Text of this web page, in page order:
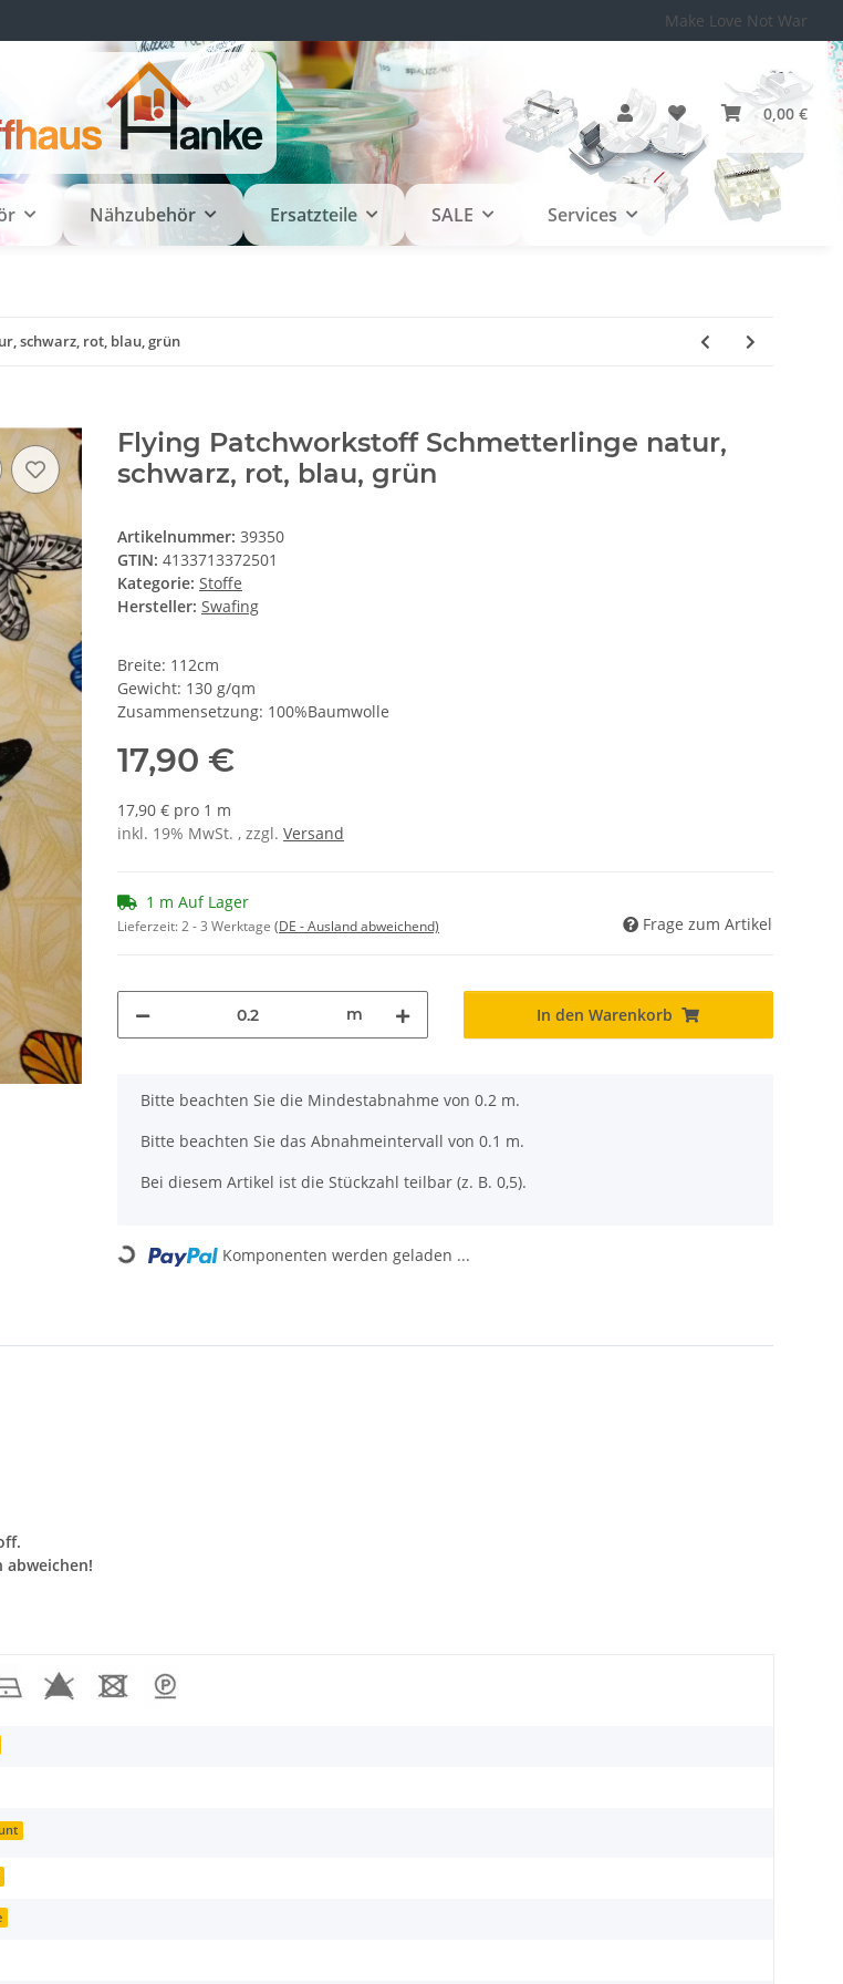
Make Love Not War
0,00 €
Nähzubehör Ersatzteile SALE Services
schwarz, rot, blau, grün
Flying Patchworkstoff Schmetterlinge natur,
schwarz, rot, blau, grün
Artikelnummer: 39350
GTIN: 4133713372501
Kategorie: Stoffe
Hersteller: Swafing
Breite: 112cm
Gewicht: 130 g/qm
Zusammensetzung: 100%Baumwolle
17,90 €
17,90 € pro 1 m
inkl. 19% MwSt. , zzgl. Versand
1 m Auf Lager
Lieferzeit:2 - 3 Werktage (DE - Ausland abweichend) Frage zum Artikel
m In den Warenkorb
x
Bitte beachten Sie die Mindestabnahme von 0.2 m.
Bitte beachten Sie das Abnahmeintervall von 0.1 m.
Bei diesem Artikel ist die Stückzahl teilbar (z. B. 0,5).
Loading... Komponenten werden geladen ...